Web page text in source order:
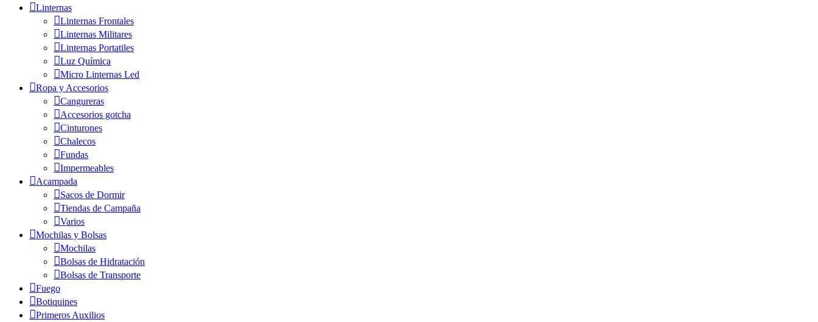
Linternas
Linternas Frontales
Linternas Militares
Linternas Portatiles
Luz Química
Micro Linternas Led
Ropa y Accesorios
Cangureras
Accesorios gotcha
Cinturones
Chalecos
Fundas
Impermeables
Acampada
Sacos de Dormir
Tiendas de Campaña
Varios
Mochilas y Bolsas
Mochilas
Bolsas de Hidratación
Bolsas de Transporte
Fuego
Botiquines
Primeros Auxilios